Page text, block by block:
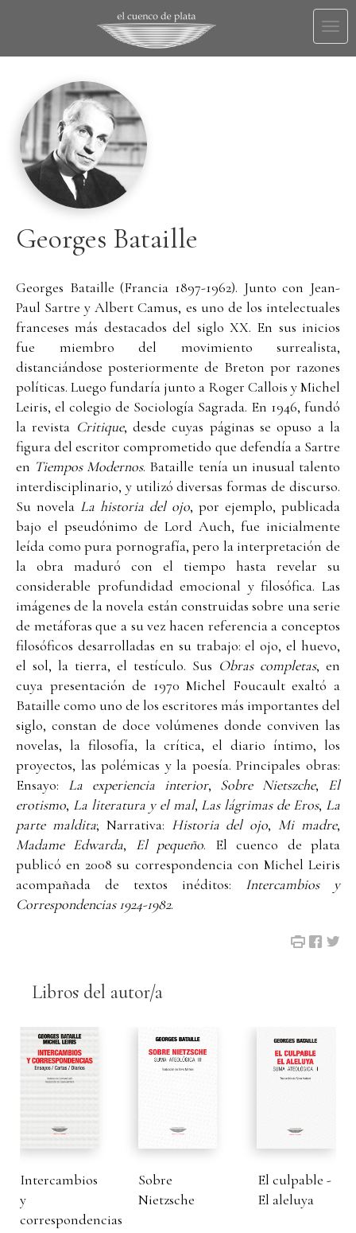
Georges Bataille
Georges Bataille (Francia 1897-1962). Junto con Jean-
Paul Sartre y Albert Camus, es uno de los intelectuales
franceses más destacados del siglo XX. En sus inicios
fue miembro del movimiento surrealista,
distanciándose posteriormente de Breton por razones
políticas. Luego fundaría junto a Roger Callois y Michel
Leiris, el colegio de Sociología Sagrada. En 1946, fundó
la revista Critique, desde cuyas páginas se opuso a la
figura del escritor comprometido que defendía a Sartre
en Tiempos Modernos. Bataille tenía un inusual talento
interdisciplinario, y utilizó diversas formas de discurso.
Su novela La historia del ojo, por ejemplo, publicada
bajo el pseudónimo de Lord Auch, fue inicialmente
leída como pura pornografía, pero la interpretación de
la obra maduró con el tiempo hasta revelar su
considerable profundidad emocional y filosófica. Las
imágenes de la novela están construidas sobre una serie
de metáforas que a su vez hacen referencia a conceptos
filosóficos desarrolladas en su trabajo: el ojo, el huevo,
el sol, la tierra, el testículo. Sus Obras completas, en
cuya presentación de 1970 Michel Foucault exaltó a
Bataille como uno de los escritores más importantes del
siglo, constan de doce volúmenes donde conviven las
novelas, la filosofía, la crítica, el diario íntimo, los
proyectos, las polémicas y la poesía. Principales obras:
Ensayo: La experiencia interior, Sobre Nietszche, El
erotismo, La literatura y el mal, Las lágrimas de Eros, La
parte maldita; Narrativa: Historia del ojo, Mi madre,
Madame Edwarda, El pequeño. El cuenco de plata
publicó en 2008 su correspondencia con Michel Leiris
acompañada de textos inéditos: Intercambios y
Correspondencias 1924-1982.
Libros del autor/a
Intercambios
y
correspondencias
Sobre
Nietzsche
El culpable -
El aleluya